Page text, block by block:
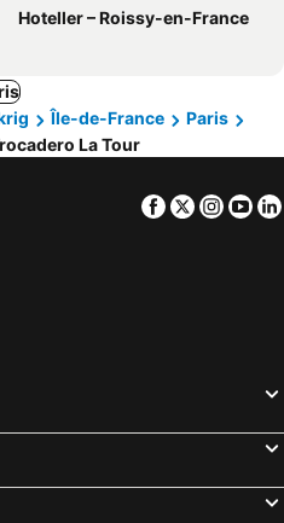
Hoteller – Roissy-en-France
Île-de-France
Paris
La Tour
Facebook
Twitter